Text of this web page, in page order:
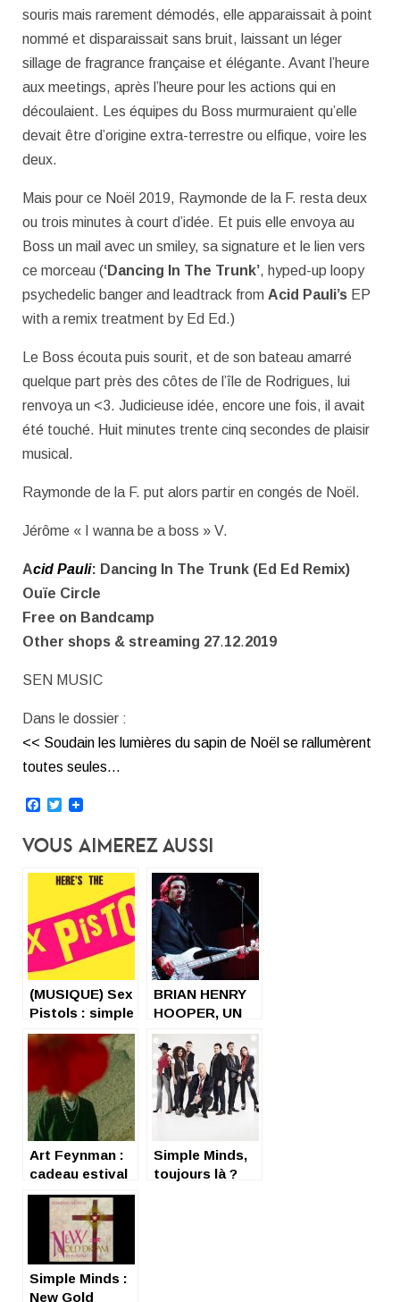
souris mais rarement démodés, elle apparaissait à point
nommé et disparaissait sans bruit, laissant un léger
sillage de fragrance française et élégante. Avant l’heure
aux meetings, après l’heure pour les actions qui en
découlaient. Les équipes du Boss murmuraient qu’elle
devait être d’origine extra-terrestre ou elfique, voire les
deux.
Mais pour ce Noël 2019, Raymonde de la F. resta deux
ou trois minutes à court d’idée. Et puis elle envoya au
Boss un mail avec un smiley, sa signature et le lien vers
ce morceau (‘Dancing In The Trunk’, hyped-up loopy
psychedelic banger and leadtrack from Acid Pauli’s EP
with a remix treatment by Ed Ed.)
Le Boss écouta puis sourit, et de son bateau amarré
quelque part près des côtes de l’île de Rodrigues, lui
renvoya un <3. Judicieuse idée, encore une fois, il avait
été touché. Huit minutes trente cinq secondes de plaisir
musical.
Raymonde de la F. put alors partir en congés de Noël.
Jérôme « I wanna be a boss » V.
Acid Pauli: Dancing In The Trunk (Ed Ed Remix)
Ouïe Circle
Free on Bandcamp
Other shops & streaming 27.12.2019
SEN MUSIC
Dans le dossier :
<< Soudain les lumières du sapin de Noël se rallumèrent
toutes seules…
Facebook
Twitter
Vous Aimerez Aussi
(MUSIQUE) Sex
Pistols : simple
voyous ou
avant-
gardistes ?
BRIAN HENRY
HOOPER, UN
CADEAU À
L’UNIVERS
Art Feynman :
cadeau estival
subtil
Simple Minds,
toujours là ?
Simple Minds :
New Gold